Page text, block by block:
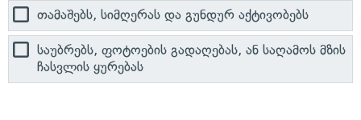
თამაშებს, სიმღერას და გუნდურ აქტივობებს
საუბრებს, ფოტოების გადაღებას, ან საღამოს მზის
ჩასვლის ყურებას